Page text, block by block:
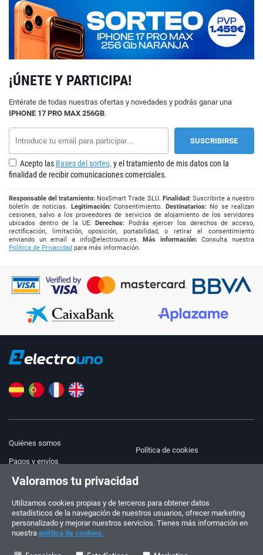
¡ÚNETE Y PARTICIPA!
Entérate de todas nuestras ofertas y novedades y podrás ganar una
IPHONE 17 PRO MAX 256GB.
Acepto las Bases del sorteo, y el tratamiento de mis datos con la
finalidad de recibir comunicaciones comerciales.
Responsable del tratamiento: NoxSmart Trade SLU. Finalidad:Suscribirte a nuestro
boletín de noticias. Legitimación:Consentimiento. Destinatarios:No se realizan
cesiones, salvo a los proveedores de servicios de alojamiento de los servidores
ubicados dentro de la UE.Derechos: Podrás ejercer los derechos de acceso,
rectificación, limitación, oposición, portabilidad, o retirar el consentimiento
enviando un email a info@electrouno.es.Más información:Consulta nuestra
Política de Privacidad para más información.
Quiénes somos
Pagos y envíos
Aviso legal
Política de privacidad
Política de cookies
Valoramos tu privacidad
Utilizamos cookies propias y de terceros para obtener datos
estadísticos de la navegación de nuestros usuarios, ofrecer marketing
personalizado y mejorar nuestros servicios. Tienes más información en
nuestra política de cookies.